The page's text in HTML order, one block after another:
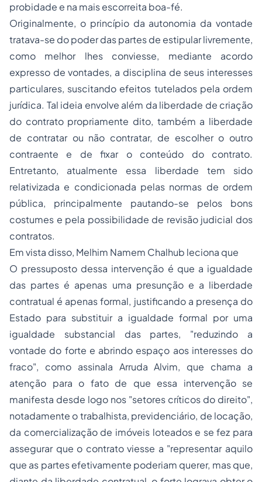
probidade e na mais escorreita boa-fé.
Originalmente, o princípio da autonomia da vontade
tratava-se do poder das partes de estipular livremente,
como melhor lhes conviesse, mediante acordo
expresso de vontades, a disciplina de seus interesses
particulares, suscitando efeitos tutelados pela ordem
jurídica. Tal ideia envolve além da liberdade de criação
do contrato propriamente dito, também a liberdade
de contratar ou não contratar, de escolher o outro
contraente e de fixar o conteúdo do contrato.
Entretanto, atualmente essa liberdade tem sido
relativizada e condicionada pelas normas de ordem
pública, principalmente pautando-se pelos bons
costumes e pela possibilidade de revisão judicial dos
contratos.
Em vista disso, Melhim Namem Chalhub leciona que
O pressuposto dessa intervenção é que a igualdade
das partes é apenas uma presunção e a liberdade
contratual é apenas formal, justificando a presença do
Estado para substituir a igualdade formal por uma
igualdade substancial das partes, "reduzindo a
vontade do forte e abrindo espaço aos interesses do
fraco", como assinala Arruda Alvim, que chama a
atenção para o fato de que essa intervenção se
manifesta desde logo nos "setores críticos do direito",
notadamente o trabalhista, previdenciário, de locação,
da comercialização de imóveis loteados e se fez para
assegurar que o contrato viesse a "representar aquilo
que as partes efetivamente poderiam querer, mas que,